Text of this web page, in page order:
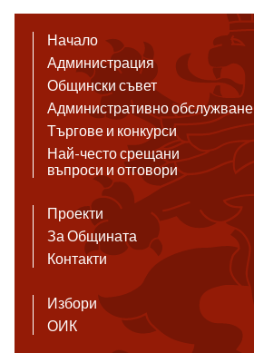
Начало
Администрация
Общински съвет
Административно обслужване
Търгове и конкурси
Най-често срещани
въпроси и отговори
Проекти
За Общината
Контакти
Избори
ОИК